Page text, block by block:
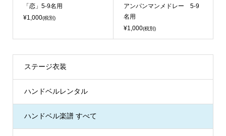
「恋」5-9名用
¥1,000(税別)
アンパンマンメドレー 5-9
名用
¥1,000(税別)
ステージ衣装
ハンドベルレンタル
ハンドベル楽譜 すべて